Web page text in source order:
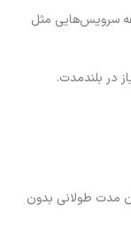
سرویس‌هایی مثل
در بلندمدت.
مدت طولانی بدون